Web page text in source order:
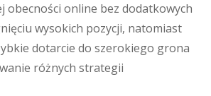
obecności online bez dodatkowych
wysokich pozycji, natomiast
dotarcie do szerokiego grona
różnych strategii